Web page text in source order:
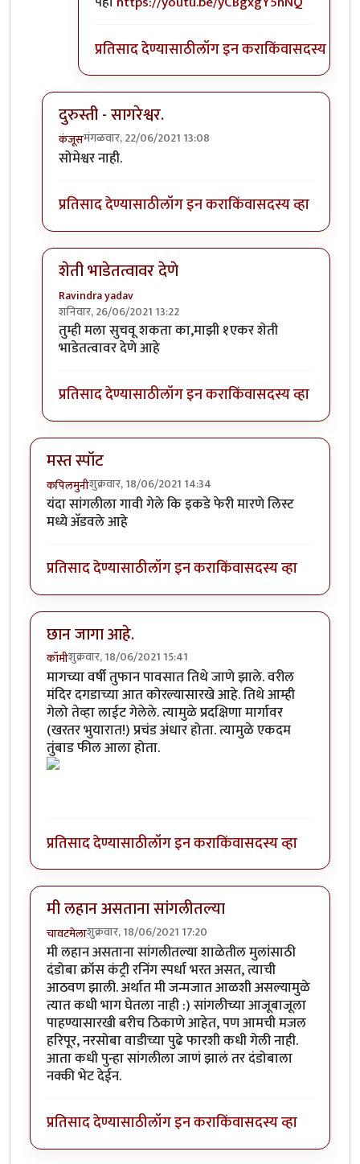
प्रतिसाद देण्यासाठीलॉग इन कराकिंवासदस्य व्हा
दुरुस्ती - सागरेश्वर.
कंजूसमंगळवार, 22/06/2021 13:08
In reply toताकारी स्टेशनजवळ सोमेश्वर अभयारण्य.
सोमेश्वर नाही.
प्रतिसाद देण्यासाठीलॉग इन कराकिंवासदस्य व्हा
शेती भाडेतत्वावर देणे
Ravindra yadav
शनिवार, 26/06/2021 13:22
In reply toताकारी स्टेशनजवळ सोमेश्वर अभयारण्य.
तुम्ही मला सुचवू शकता का,माझी १एकर शेती
भाडेतत्वावर देणे आहे
प्रतिसाद देण्यासाठीलॉग इन कराकिंवासदस्य व्हा
मस्त स्पॉट
कपिलमुनीशुक्रवार, 18/06/2021 14:34
यंदा सांगलीला गावी गेले कि इकडे फेरी मारणे लिस्ट
मध्ये अ‍ॅडवले आहे
प्रतिसाद देण्यासाठीलॉग इन कराकिंवासदस्य व्हा
छान जागा आहे.
कॉमीशुक्रवार, 18/06/2021 15:41
मागच्या वर्षी तुफान पावसात तिथे जाणे झाले. वरील
मंदिर दगडाच्या आत कोरल्यासारखे आहे. तिथे आम्ही
गेलो तेव्हा लाईट गेलेले. त्यामुळे प्रदक्षिणा मार्गावर
(खरतर भुयारात!) प्रचंड अंधार होता. त्यामुळे एकदम
तुंबाड फील आला होता.
प्रतिसाद देण्यासाठीलॉग इन कराकिंवासदस्य व्हा
मी लहान असताना सांगलीतल्या
चावटमेलाशुक्रवार, 18/06/2021 17:20
मी लहान असताना सांगलीतल्या शाळेतील मुलांसाठी
दंडोबा क्रॉस कंट्री रनिंग स्पर्धा भरत असत, त्याची
आठवण झाली. अर्थात मी जन्मजात आळशी असल्यामुळे
त्यात कधी भाग घेतला नाही :) सांगलीच्या आजूबाजूला
पाहण्यासारखी बरीच ठिकाणे आहेत, पण आमची मजल
हरिपूर, नरसोबा वाडीच्या पुढे फारशी कधी गेली नाही.
आता कधी पुन्हा सांगलीला जाणं झालं तर दंडोबाला
नक्की भेट देईन.
प्रतिसाद देण्यासाठीलॉग इन कराकिंवासदस्य व्हा